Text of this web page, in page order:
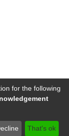
LYRASIS
for the following
That's ok